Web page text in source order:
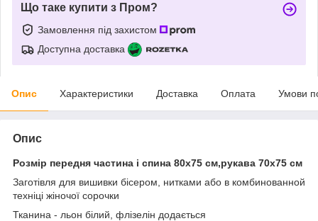
Що таке купити з Пром?
Замовлення під захистом
Доступна доставка
Опис Характеристики Доставка Оплата Умови
Опис
Розмір передня частина і спина 80х75 см,рукава 70х75 см
Заготівля для вишивки бісером, нитками або в комбинованной
техніці жіночої сорочки
Тканина - льон білий, флізелін додається